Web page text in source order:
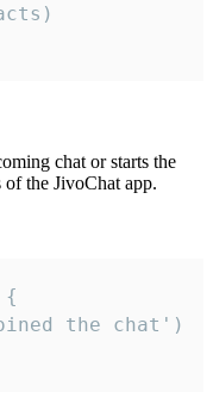
chat or starts the
the JivoChat app.
{